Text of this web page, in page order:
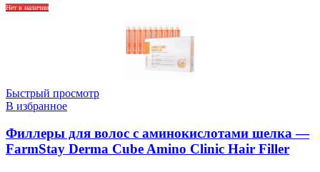
Нет в наличии
Быстрый просмотр
В избранное
Филлеры для волос с аминокислотами шелка —
FarmStay Derma Cube Amino Clinic Hair Filler